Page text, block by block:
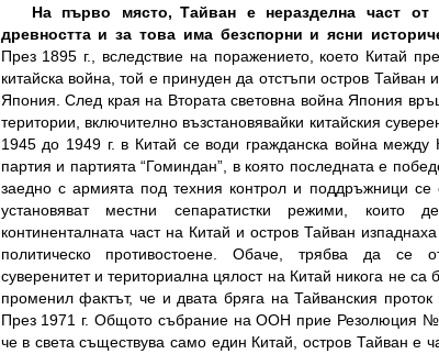
На първо място, Тайван е неразделна част от
древността и за това има безспорни и ясни
През 1895 г., вследствие на поражението, което Китай
китайска война, той е принуден да отстъпи остров Тайван
Япония. След края на Втората световна война Япония
територии, включително възстановявайки китайския
1945 до 1949 г. в Китай се води гражданска война между
партия и партията “Гоминдан”, в която последната е
заедно с армията под техния контрол и поддръжници се
установяват местни сепаратистки режими, които
континенталната част на Китай и остров Тайван
политическо противостоене. Обаче, трябва да се
суверенитет и териториална цялост на Китай никога не са
променил фактът, че и двата бряга на Тайванския
През 1971 г. Общото събрание на ООН прие Резолюция №
че в света съществува само един Китай, остров Тайван е